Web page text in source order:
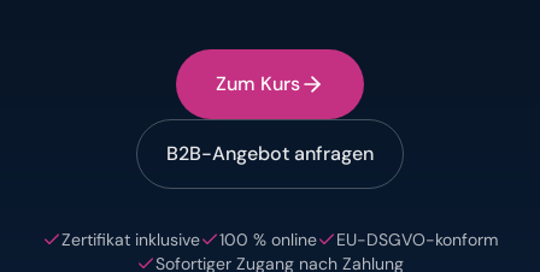
Zum Kurs
B2B-Angebot anfragen
Zertifikat inklusive 100 % online
EU-DSGVO-konform
Sofortiger Zugang nach Zahlung